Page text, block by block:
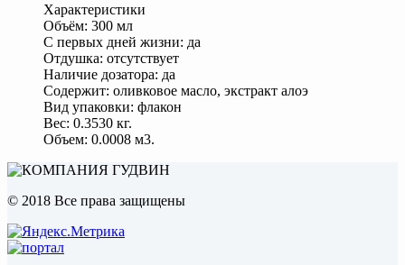
Характеристики
Объём: 300 мл
С первых дней жизни: да
Отдушка: отсутствует
Наличие дозатора: да
Содержит: оливковое масло, экстракт алоэ
Вид упаковки: флакон
Вес: 0.3530 кг.
Объем: 0.0008 м3.
© 2018 Все права защищены